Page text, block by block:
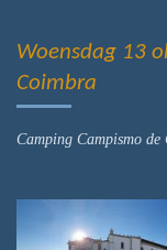
Woensdag 13
Coimbra
Camping Campismo